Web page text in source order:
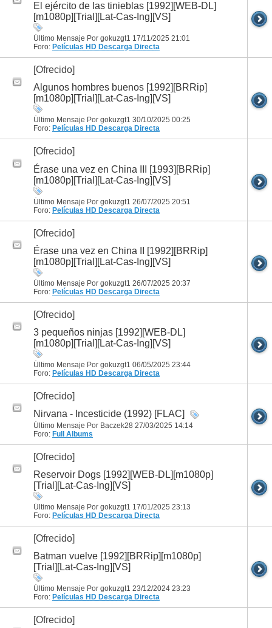
El ejército de las tinieblas [1992][WEB-DL]
[m1080p][Trial][Lat-Cas-Ing][VS]
Último Mensaje Por gokuzgt1 17/11/2025 21:01
Foro: Películas HD Descarga Directa
[Ofrecido]
Algunos hombres buenos [1992][BRRip]
[m1080p][Trial][Lat-Cas-Ing][VS]
Último Mensaje Por gokuzgt1 30/10/2025 00:25
Foro: Películas HD Descarga Directa
[Ofrecido]
Érase una vez en China III [1993][BRRip]
[m1080p][Trial][Lat-Cas-Ing][VS]
Último Mensaje Por gokuzgt1 26/07/2025 20:51
Foro: Películas HD Descarga Directa
[Ofrecido]
Érase una vez en China II [1992][BRRip]
[m1080p][Trial][Lat-Cas-Ing][VS]
Último Mensaje Por gokuzgt1 26/07/2025 20:37
Foro: Películas HD Descarga Directa
[Ofrecido]
3 pequeños ninjas [1992][WEB-DL]
[m1080p][Trial][Lat-Cas-Ing][VS]
Último Mensaje Por gokuzgt1 06/05/2025 23:44
Foro: Películas HD Descarga Directa
[Ofrecido]
Nirvana - Incesticide (1992) [FLAC]
Último Mensaje Por Baczek28 27/03/2025 14:14
Foro: Full Albums
[Ofrecido]
Reservoir Dogs [1992][WEB-DL][m1080p]
[Trial][Lat-Cas-Ing][VS]
Último Mensaje Por gokuzgt1 17/01/2025 23:13
Foro: Películas HD Descarga Directa
[Ofrecido]
Batman vuelve [1992][BRRip][m1080p]
[Trial][Lat-Cas-Ing][VS]
Último Mensaje Por gokuzgt1 23/12/2024 23:23
Foro: Películas HD Descarga Directa
[Ofrecido]